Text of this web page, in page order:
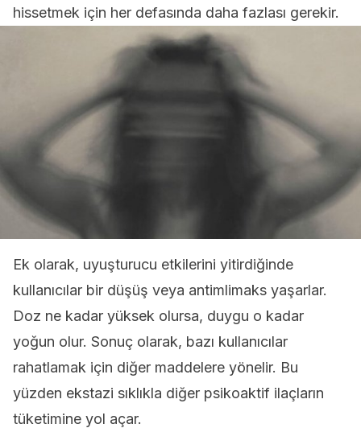
hissetmek için her defasında daha fazlası gerekir.
Ek olarak, uyuşturucu etkilerini yitirdiğinde
kullanıcılar bir düşüş veya antimlimaks yaşarlar.
Doz ne kadar yüksek olursa, duygu o kadar
yoğun olur. Sonuç olarak, bazı kullanıcılar
rahatlamak için diğer maddelere yönelir. Bu
yüzden ekstazi sıklıkla diğer psikoaktif ilaçların
tüketimine yol açar.